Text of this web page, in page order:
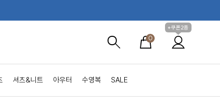
0
+쿠폰2종
셔츠&니트 아우터 수영복 SALE